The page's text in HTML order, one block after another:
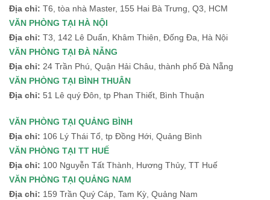
Địa chỉ: T6, tòa nhà Master, 155 Hai Bà Trưng, Q3, HCM
VĂN PHÒNG TẠI HÀ NỘI
Địa chỉ: T3, 142 Lê Duẩn, Khâm Thiên, Đống Đa, Hà Nội
VĂN PHÒNG TẠI ĐÀ NẴNG
Địa chỉ: 24 Trần Phú, Quận Hải Châu, thành phố Đà Nẵng
VĂN PHÒNG TẠI BÌNH THUÂN
Địa chỉ: 51 Lê quý Đôn, tp Phan Thiết, Bình Thuận
VĂN PHÒNG TẠI QUẢNG BÌNH
Địa chỉ: 106 Lý Thái Tổ, tp Đồng Hới, Quảng Bình
VĂN PHÒNG TẠI TT HUẾ
Địa chỉ: 100 Nguyễn Tất Thành, Hương Thủy, TT Huế
VĂN PHÒNG TẠI QUẢNG NAM
Địa chỉ: 159 Trần Quý Cáp, Tam Kỳ, Quảng Nam